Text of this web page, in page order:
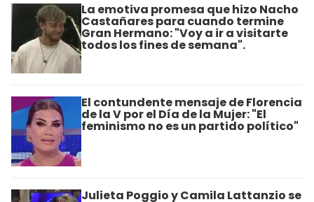
La emotiva promesa que hizo Nacho
Castañares para cuando termine
Gran Hermano: "Voy a ir a visitarte
todos los fines de semana".
El contundente mensaje de Florencia
de la V por el Día de la Mujer: "El
feminismo no es un partido político"
Julieta Poggio y Camila Lattanzio se